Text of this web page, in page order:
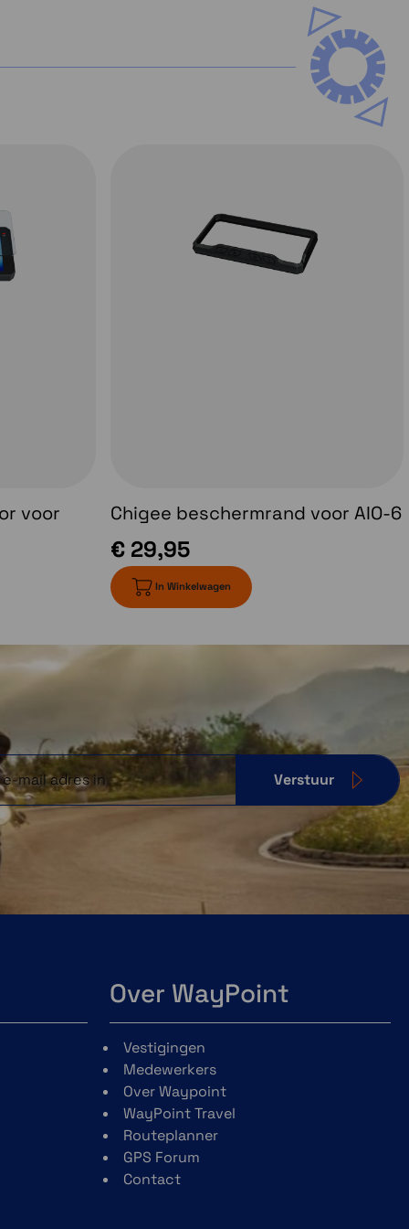
voor
Chigee beschermrand voor AIO-6
€ 29,95
In Winkelwagen
Verstuur
Over WayPoint
Vestigingen
Medewerkers
Over Waypoint
WayPoint Travel
Routeplanner
GPS Forum
Contact